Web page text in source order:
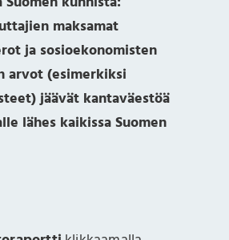
maksamat
ja sosioekonomisten
arvot (esimerkiksi
jäävät kantaväestöä
lähes kaikissa Suomen